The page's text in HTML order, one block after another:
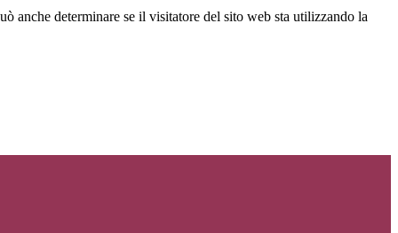
anche determinare se il visitatore del sito web sta utilizzando la